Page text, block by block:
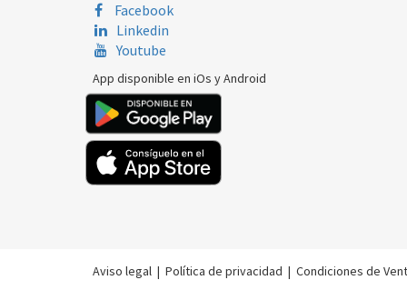
Facebook
Linkedin
Youtube
App disponible en iOs y Android
Aviso legal | Política de privacidad | Condiciones de